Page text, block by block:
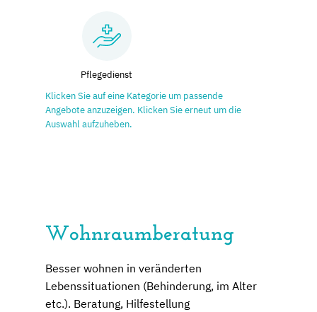
Klicken Sie auf eine Kategorie um passende
Angebote anzuzeigen. Klicken Sie erneut um die
Auswahl aufzuheben.
Pflegedienst
Wohnraumberatung
Besser wohnen in veränderten
Lebenssituationen (Behinderung, im Alter
etc.). Beratung, Hilfestellung